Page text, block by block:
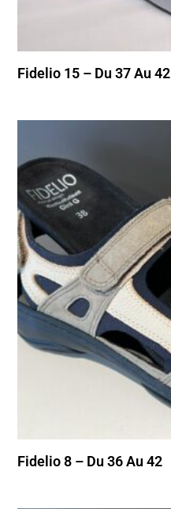
Fidelio 15 – Du 37 Au 42
Fidelio 8 – Du 36 Au 42